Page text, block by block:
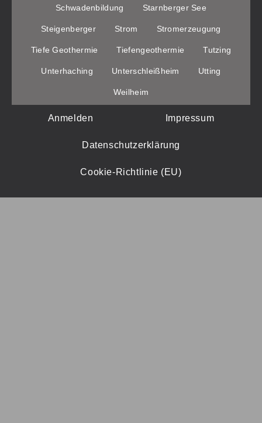
Schwadenbildung Starnberger See
Steigenberger Strom Stromerzeugung
Tiefe Geothermie Tiefengeothermie Tutzing
Unterhaching Unterschleißheim Utting
Weilheim
Anmelden Impressum
Datenschutzerklärung
Cookie-Richtlinie (EU)